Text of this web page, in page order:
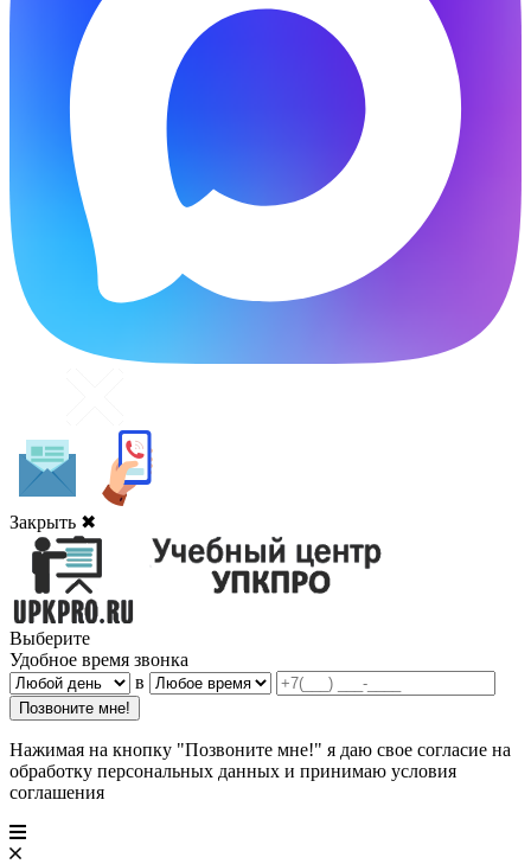
Закрыть ✖
Выберите
Удобное время звонка
в
Нажимая на кнопку "Позвоните мне!" я даю свое согласие на
обработку персональных данных и принимаю условия
соглашения